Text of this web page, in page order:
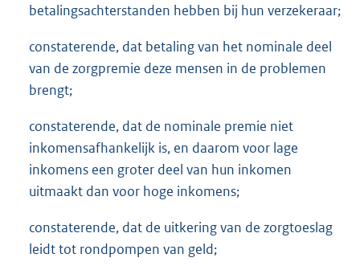
betalingsachterstanden hebben bij hun verzekeraar;
constaterende, dat betaling van het nominale deel
van de zorgpremie deze mensen in de problemen
brengt;
constaterende, dat de nominale premie niet
inkomensafhankelijk is, en daarom voor lage
inkomens een groter deel van hun inkomen
uitmaakt dan voor hoge inkomens;
constaterende, dat de uitkering van de zorgtoeslag
leidt tot rondpompen van geld;